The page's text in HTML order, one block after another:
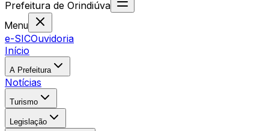
Prefeitura de Orindiúva
Menu
e-SICOuvidoria
Início
A Prefeitura
Notícias
Turismo
Legislação